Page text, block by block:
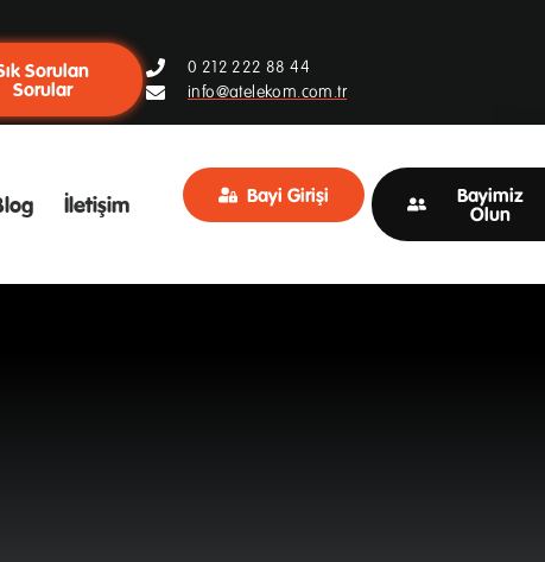
Sorulan
Sorular
0 212 222 88 44
info@atelekom.com.tr
İletişim Bayi Girişi
Bayimiz
Olun